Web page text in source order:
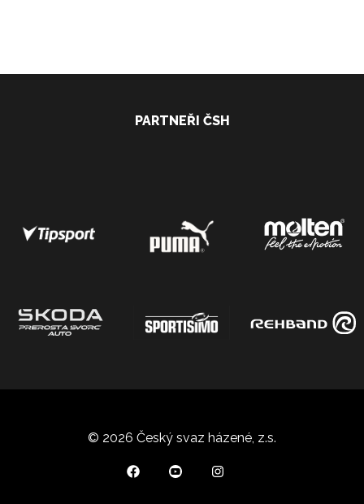
PARTNEŘI ČSH
© 2026 Český svaz házené, z.s.